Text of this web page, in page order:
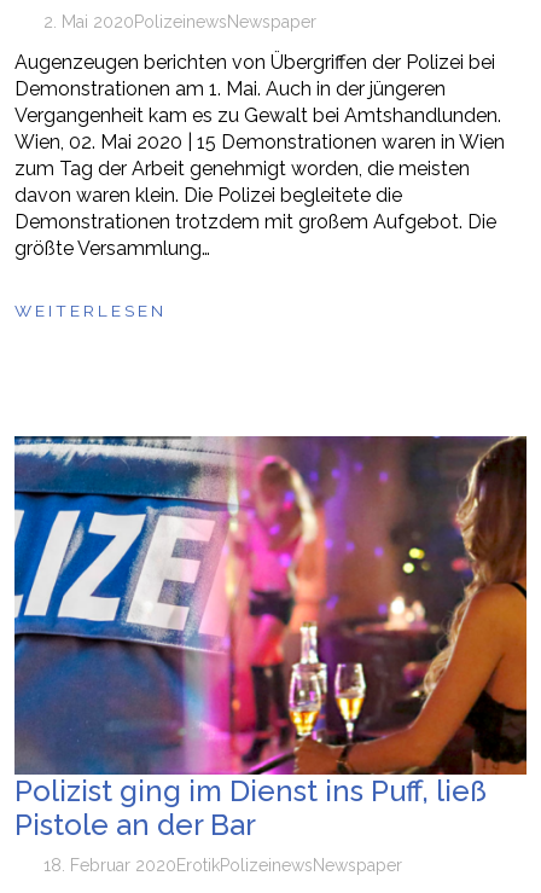
2. Mai 2020PolizeinewsNewspaper
Augenzeugen berichten von Übergriffen der Polizei bei
Demonstrationen am 1. Mai. Auch in der jüngeren
Vergangenheit kam es zu Gewalt bei Amtshandlunden.
Wien, 02. Mai 2020 | 15 Demonstrationen waren in Wien
zum Tag der Arbeit genehmigt worden, die meisten
davon waren klein. Die Polizei begleitete die
Demonstrationen trotzdem mit großem Aufgebot. Die
größte Versammlung…
WEITERLESEN
Polizist ging im Dienst ins Puff, ließ
Pistole an der Bar
18. Februar 2020ErotikPolizeinewsNewspaper